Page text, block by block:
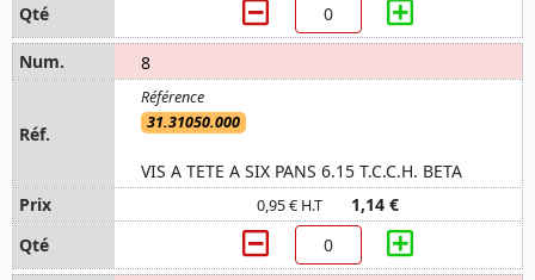
8
31.31050.000
VIS A TETE A SIX PANS 6.15 T.C.C.H. BETA
0,95 € H.T 1,14 €